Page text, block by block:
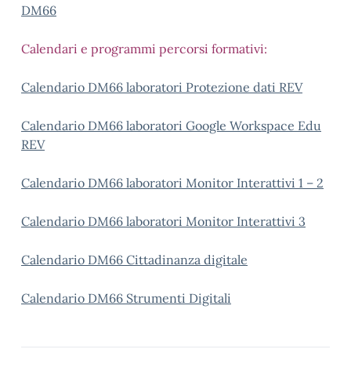
DM66
Calendari e programmi percorsi formativi:
Calendario DM66 laboratori Protezione dati REV
Calendario DM66 laboratori Google Workspace Edu
REV
Calendario DM66 laboratori Monitor Interattivi 1 – 2
Calendario DM66 laboratori Monitor Interattivi 3
Calendario DM66 Cittadinanza digitale
Calendario DM66 Strumenti Digitali